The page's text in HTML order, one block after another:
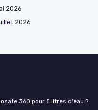
2026
2026
360 pour 5 litres d'eau ?